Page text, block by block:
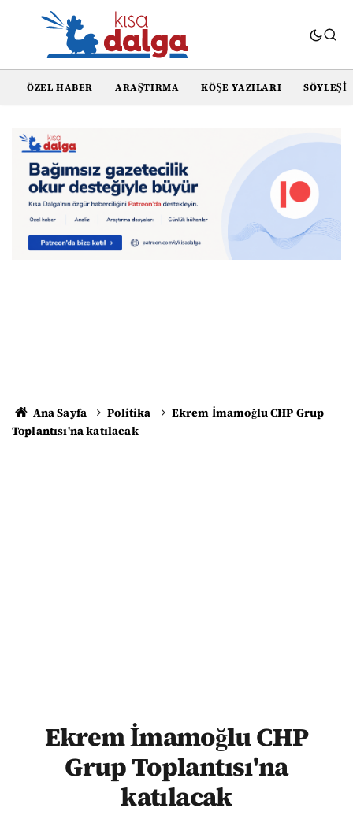
ÖZEL HABER ARAŞTIRMA KÖŞE YAZILARI SÖYLEŞI
Ana Sayfa Politika
Ekrem İmamoğlu CHP Grup
Toplantısı'na katılacak
Ekrem İmamoğlu CHP
Grup Toplantısı'na
katılacak